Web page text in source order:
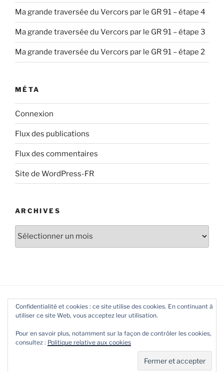
Ma grande traversée du Vercors par le GR 91 – étape 4
Ma grande traversée du Vercors par le GR 91 – étape 3
Ma grande traversée du Vercors par le GR 91 – étape 2
MÉTA
Connexion
Flux des publications
Flux des commentaires
Site de WordPress-FR
ARCHIVES
Archives
Confidentialité et cookies : ce site utilise des cookies. En continuant à
utiliser ce site Web, vous acceptez leur utilisation.
Pour en savoir plus, notamment sur la façon de contrôler les cookies,
consultez : Politique relative aux cookies